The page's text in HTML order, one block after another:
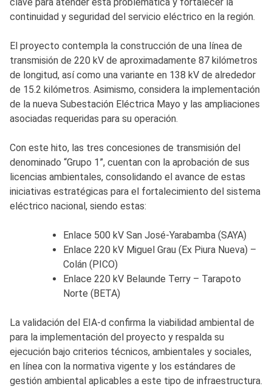
continuidad y seguridad del servicio eléctrico en la región.
El proyecto contempla la construcción de una línea de
transmisión de 220 kV de aproximadamente 87 kilómetros
de longitud, así como una variante en 138 kV de alrededor
de 15.2 kilómetros. Asimismo, considera la implementación
de la nueva Subestación Eléctrica Mayo y las ampliaciones
asociadas requeridas para su operación.
Con este hito, las tres concesiones de transmisión del
denominado “Grupo 1”, cuentan con la aprobación de sus
licencias ambientales, consolidando el avance de estas
iniciativas estratégicas para el fortalecimiento del sistema
eléctrico nacional, siendo estas:
Enlace 500 kV San José-Yarabamba (SAYA)
Enlace 220 kV Miguel Grau (Ex Piura Nueva) –
Colán (PICO)
Enlace 220 kV Belaunde Terry – Tarapoto
Norte (BETA)
La validación del EIA-d confirma la viabilidad ambiental de
para la implementación del proyecto y respalda su
ejecución bajo criterios técnicos, ambientales y sociales,
en línea con la normativa vigente y los estándares de
gestión ambiental aplicables a este tipo de infraestructura.